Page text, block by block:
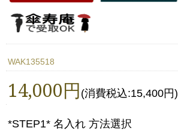
WAK135518
14,000円 (消費税込:15,400円)
*STEP1* 名入れ 方法選択